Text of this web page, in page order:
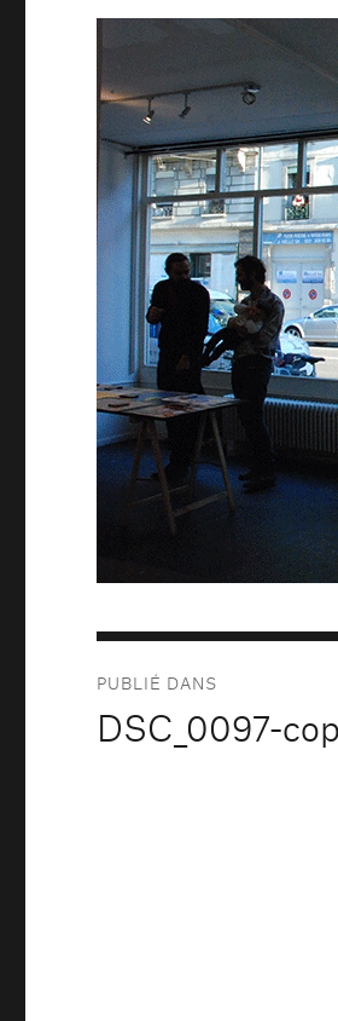
de
l’article
PUBLIÉ DANS
DSC_0097-